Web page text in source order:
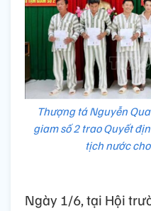
Thượng tá Nguyễn
giam số 2 trao Quyết
tịch nước
Ngày 1/6, tại Hội